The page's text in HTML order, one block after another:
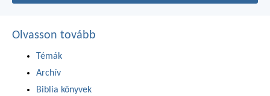
Olvasson tovább
Témák
Archív
Biblia könyvek